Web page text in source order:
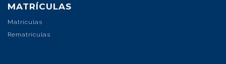
MATRÍCULAS
Matrículas
Rematrículas